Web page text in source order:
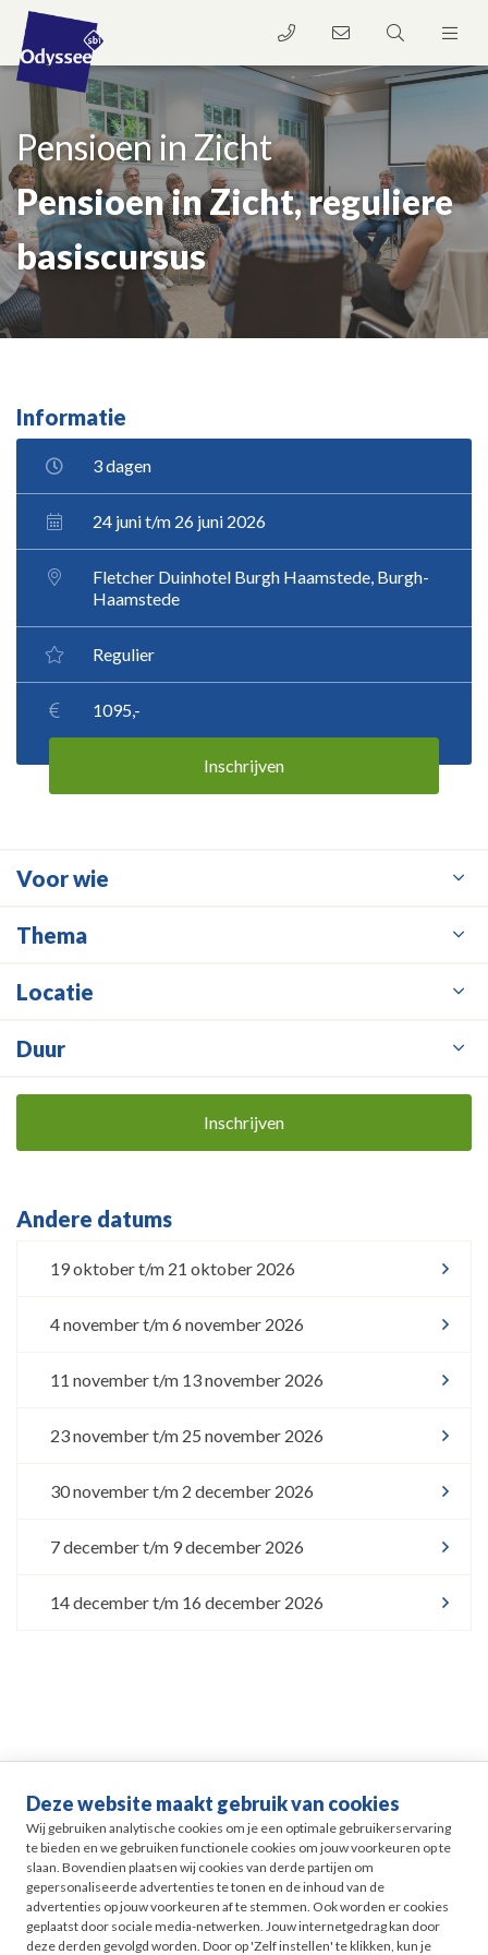
Deze website maakt gebruik van cookies
Wij gebruiken analytische cookies om je een optimale gebruikerservaring
te bieden en we gebruiken functionele cookies om jouw voorkeuren op te
slaan. Bovendien plaatsen wij cookies van derde partijen om
gepersonaliseerde advertenties te tonen en de inhoud van de
advertenties op jouw voorkeuren af te stemmen. Ook worden er cookies
geplaatst door sociale media-netwerken. Jouw internetgedrag kan door
deze derden gevolgd worden. Door op 'Zelf instellen' te klikken, kun je
Pensioen in Zicht
Pensioen in Zicht, reguliere
basiscursus
Informatie
3 dagen
24 juni t/m 26 juni 2026
Fletcher Duinhotel Burgh Haamstede, Burgh-
Haamstede
Regulier
1095,-
Inschrijven
Voor wie
Thema
Locatie
Duur
Inschrijven
Andere datums
19 oktober t/m 21 oktober 2026
4 november t/m 6 november 2026
11 november t/m 13 november 2026
23 november t/m 25 november 2026
30 november t/m 2 december 2026
7 december t/m 9 december 2026
14 december t/m 16 december 2026
Life events
Pensioen in Zicht
HR